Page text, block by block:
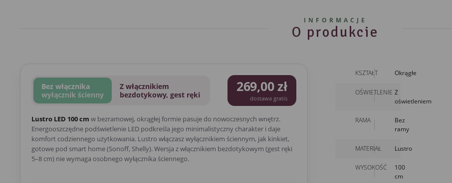
INFORMACJE
O produkcie
Bez włącznika
wyłącznik ścienny
Z włącznikiem
bezdotykowy, gest ręki
269,00 zł
dostawa gratis
Lustro LED 100 cm w bezramowej, okrągłej formie pasuje do nowoczesnych wnętrz.
Energooszczędne podświetlenie LED podkreśla jego minimalistyczny charakter i daje
komfort codziennego użytkowania. Lustro włączasz wyłącznikiem ściennym, jak kinkiet,
gotowe pod smart home (Sonoff, Shelly). Wersja z włącznikiem bezdotykowym (gest ręki
5–8 cm) nie wymaga osobnego wyłącznika ściennego.
KSZTAŁT Okrągłe
OŚWIETLENIE Z
oświetleniem
RAMA
Bez
ramy
MATERIAŁ Lustro
WYSOKOŚĆ
100
cm